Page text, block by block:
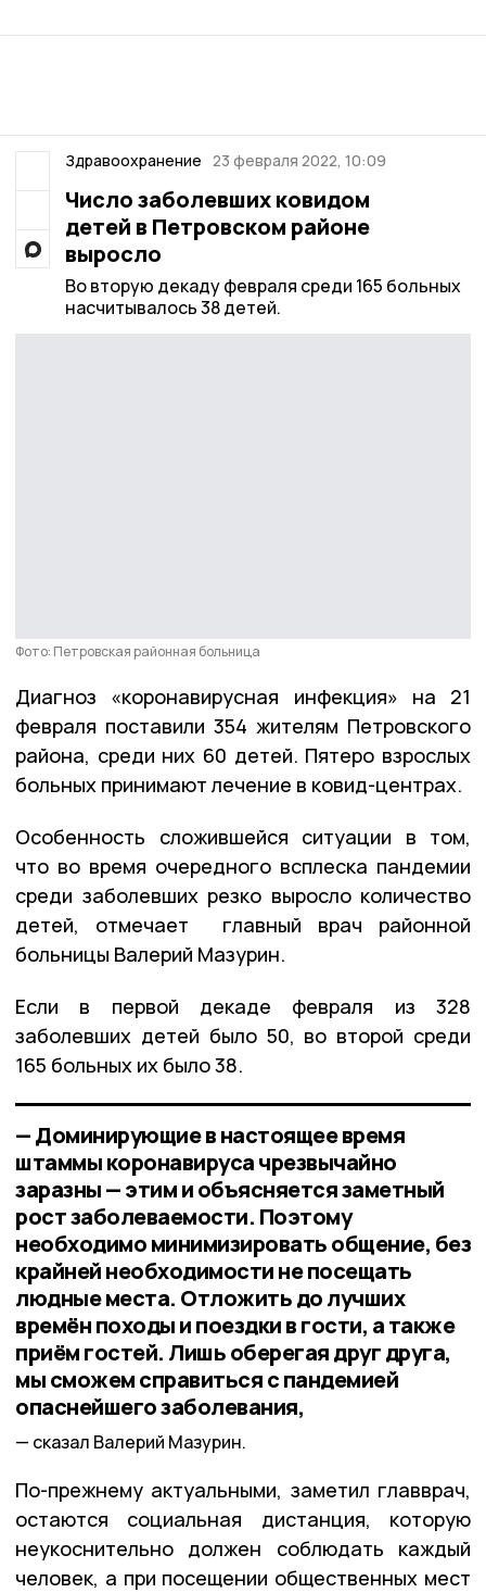
Здравоохранение 23 февраля 2022, 10:09
Число заболевших ковидом
детей в Петровском районе
выросло
Во вторую декаду февраля среди 165 больных
насчитывалось 38 детей.
Фото: Петровская районная больница
Диагноз «коронавирусная инфекция» на 21
февраля поставили 354 жителям Петровского
района, среди них 60 детей. Пятеро взрослых
больных принимают лечение в ковид-центрах.
Особенность сложившейся ситуации в том,
что во время очередного всплеска пандемии
среди заболевших резко выросло количество
детей, отмечает главный врач районной
больницы Валерий Мазурин.
Если в первой декаде февраля из 328
заболевших детей было 50, во второй среди
165 больных их было 38.
— Доминирующие в настоящее время
штаммы коронавируса чрезвычайно
заразны — этим и объясняется заметный
рост заболеваемости. Поэтому
необходимо минимизировать общение, без
крайней необходимости не посещать
людные места. Отложить до лучших
времён походы и поездки в гости, а также
приём гостей. Лишь оберегая друг друга,
мы сможем справиться с пандемией
опаснейшего заболевания,
сказал Валерий Мазурин.
По-прежнему актуальными, заметил главврач,
остаются социальная дистанция, которую
неукоснительно должен соблюдать каждый
человек, а при посещении общественных мест